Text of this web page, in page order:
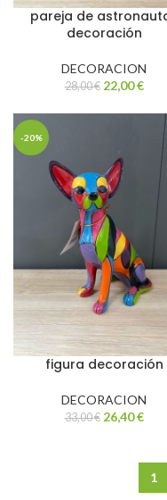
pareja de
decoración
DECORACION
28,00€ 22,00€
-20%
figura decoración
DECORACION
33,00€ 26,40€
1